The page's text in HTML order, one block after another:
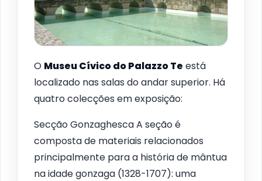
O Museu Cívico do Palazzo Te está
localizado nas salas do andar superior. Há
quatro colecções em exposição:
Secção Gonzaghesca A seção é
composta de materiais relacionados
principalmente para a história de mântua
na idade gonzaga (1328-1707): uma